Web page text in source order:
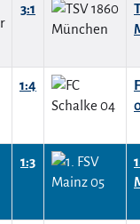
3:1
1:4
1:3